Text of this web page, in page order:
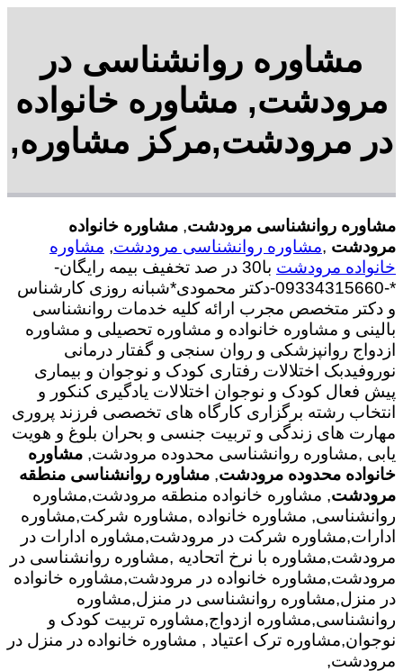
مشاوره روانشناسی در
مرودشت, مشاوره خانواده
در مرودشت,مرکز مشاوره,
مشاوره روانشناسی مرودشت, مشاوره خانواده
مرودشت ,مشاوره روانشناسی مرودشت, مشاوره
خانواده مرودشت
با30 در صد تخفیف بیمه رایگان-
*-09334315660-دکتر محمودی*شبانه روزی کارشناس
و دکتر متخصص مجرب ارائه کلیه خدمات روانشناسی
بالینی و مشاوره خانواده و مشاوره تحصیلی و مشاوره
ازدواج روانپزشکی و روان سنجی و گفتار درمانی
نوروفیدبک اختلالات رفتاری کودک و نوجوان و بیماری
پیش فعال کودک و نوجوان اختلالات یادگیری کنکور و
انتخاب رشته برگزاری کارگاه های تخصصی فرزند پروری
مهارت های زندگی و تربیت جنسی و بحران بلوغ و هویت
یابی ,مشاوره روانشناسی محدوده مرودشت, مشاوره
خانواده محدوده مرودشت, مشاوره روانشناسی منطقه
مرودشت, مشاوره خانواده منطقه مرودشت,مشاوره
روانشناسی, مشاوره خانواده ,مشاوره شرکت,مشاوره
ادارات,مشاوره شرکت در مرودشت,مشاوره ادارات در
مرودشت,مشاوره با نرخ اتحادیه ,مشاوره روانشناسی در
مرودشت,مشاوره خانواده در مرودشت,مشاوره خانواده
در منزل,مشاوره روانشناسی در منزل,مشاوره
روانشناسی,مشاوره ازدواج,مشاوره تربیت کودک و
نوجوان,مشاوره ترک اعتیاد , مشاوره خانواده در منزل در
مرودشت,